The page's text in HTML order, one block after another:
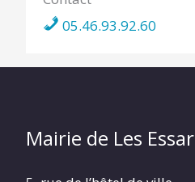
05.46.93.92.60
Mairie de Les